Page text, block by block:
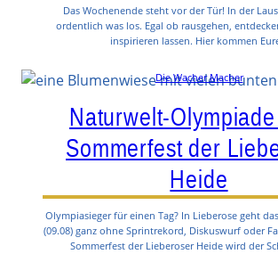
Das Wochenende steht vor der Tür! In der
ordentlich was los. Egal ob rausgehen,
inspirieren lassen. Hier kommen
Die Wacher Macher
Naturwelt-
Sommerfest der
Heide
Olympiasieger für einen Tag? In Lieberose geht
(09.08) ganz ohne Sprintrekord, Diskuswurf oder
Sommerfest der Lieberoser Heide wird der